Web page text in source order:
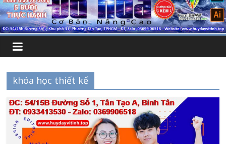
khóa học thiết kế